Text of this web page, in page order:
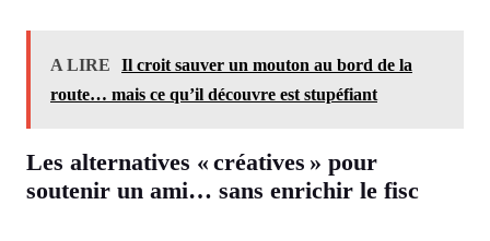
A LIRE
Il croit sauver un mouton au bord de la
route… mais ce qu’il découvre est stupéfiant
Les alternatives « créatives » pour
soutenir un ami… sans enrichir le fisc